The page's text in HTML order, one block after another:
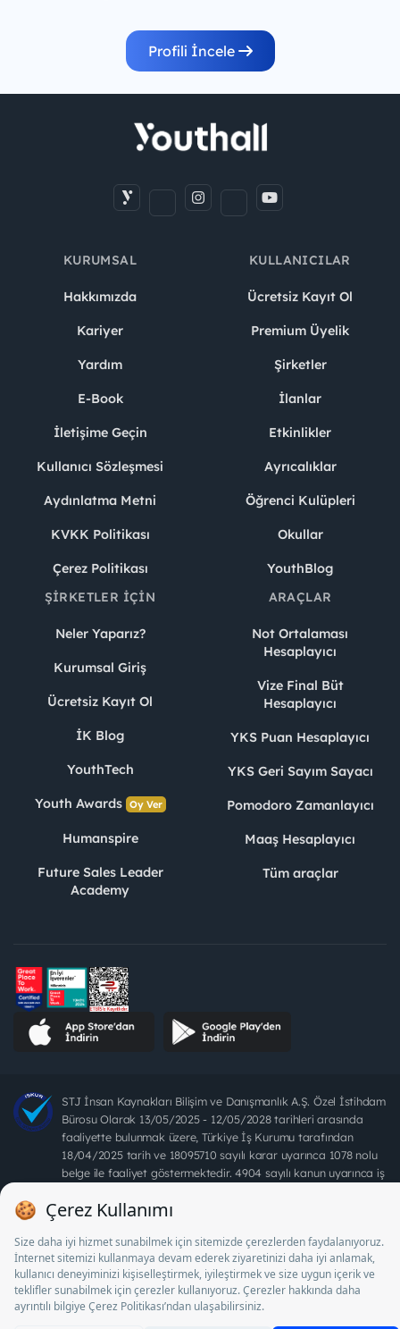
Profili İncele
KURUMSAL
Hakkımızda
Kariyer
Yardım
E-Book
İletişime Geçin
Kullanıcı Sözleşmesi
Aydınlatma Metni
KVKK Politikası
Çerez Politikası
KULLANICILAR
Ücretsiz Kayıt Ol
Premium Üyelik
Şirketler
İlanlar
Etkinlikler
Ayrıcalıklar
Öğrenci Kulüpleri
Okullar
YouthBlog
ŞIRKETLER İÇIN
Neler Yaparız?
Kurumsal Giriş
Ücretsiz Kayıt Ol
İK Blog
YouthTech
Youth Awards Oy Ver
Humanspire
Future Sales Leader
Academy
ARAÇLAR
Not Ortalaması
Hesaplayıcı
Vize Final Büt
Hesaplayıcı
YKS Puan Hesaplayıcı
YKS Geri Sayım Sayacı
Pomodoro Zamanlayıcı
Maaş Hesaplayıcı
Tüm araçlar
STJ İnsan Kaynakları Bilişim ve Danışmanlık A.Ş. Özel İstihdam
Bürosu Olarak 13/05/2025 - 12/05/2028 tarihleri arasında
faaliyette bulunmak üzere, Türkiye İş Kurumu tarafından
18/04/2025 tarih ve 18095710 sayılı karar uyarınca 1078 nolu
belge ile faaliyet göstermektedir. 4904 sayılı kanun uyarınca iş